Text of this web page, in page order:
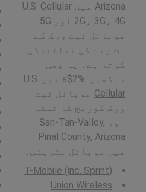
Arizona میں U.S. Cellular
2G، 3G، 4G اور 5G
موبائل نیٹ ورک کے
بٹ ریٹ کی نمائندگی
کرتا ہے۔ یہ بھی
دیکھیں: %2$s میں
U.S.
Cellular موبائل نیٹ
ورک کوریج کا نقشہ
اور San-Tan-Valley,
Pinal County, Arizona
میں موبائل بٹریٹس۔
T-Mobile (inc. Sprint)
Union Wireless